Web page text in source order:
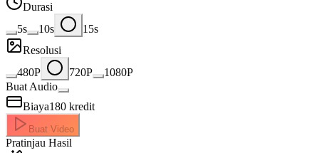
Durasi
5s
10s
15s
Resolusi
480P
720P
1080P
Buat Audio
Biaya180 kredit
Buat Video
Pratinjau Hasil